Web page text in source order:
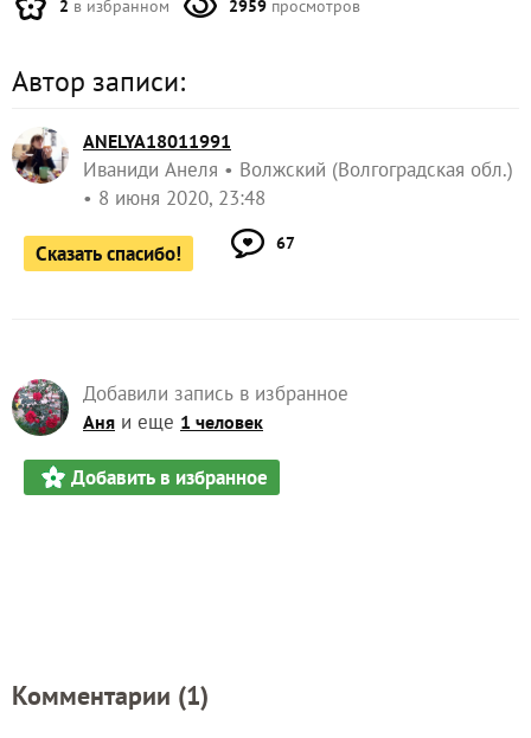
2 в избранном 2959 просмотров
Автор записи:
ANELYA18011991
Иваниди Анеля
Волжский (Волгоградская обл.)
8 июня 2020, 23:48
Сказать спасибо! 67
Добавили запись в избранное
Аня и еще 1 человек
Добавить в избранное
Комментарии (1)